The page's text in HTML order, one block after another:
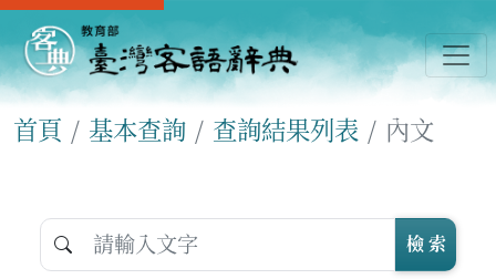
首頁 基本查詢 查詢結果列表 內文
檢 索